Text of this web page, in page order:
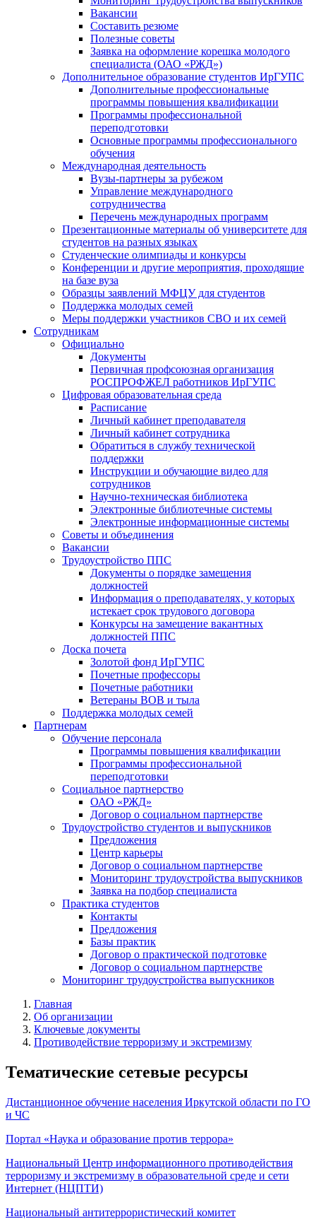
Вакансии
Составить резюме
Полезные советы
Заявка на оформление корешка молодого
специалиста (ОАО «РЖД»)
Дополнительное образование студентов ИрГУПС
Дополнительные профессиональные
программы повышения квалификации
Программы профессиональной
переподготовки
Основные программы профессионального
обучения
Международная деятельность
Вузы-партнеры за рубежом
Управление международного
сотрудничества
Перечень международных программ
Презентационные материалы об университете для
студентов на разных языках
Студенческие олимпиады и конкурсы
Конференции и другие мероприятия, проходящие
на базе вуза
Образцы заявлений МФЦУ для студентов
Поддержка молодых семей
Меры поддержки участников СВО и их семей
Сотрудникам
Официально
Документы
Первичная профсоюзная организация
РОСПРОФЖЕЛ работников ИрГУПС
Цифровая образовательная среда
Расписание
Личный кабинет преподавателя
Личный кабинет сотрудника
Обратиться в службу технической
поддержки
Инструкции и обучающие видео для
сотрудников
Научно-техническая библиотека
Электронные библиотечные системы
Электронные информационные системы
Советы и объединения
Вакансии
Трудоустройство ППС
Документы о порядке замещения
должностей
Информация о преподавателях, у которых
истекает срок трудового договора
Конкурсы на замещение вакантных
должностей ППС
Доска почета
Золотой фонд ИрГУПС
Почетные профессоры
Почетные работники
Ветераны ВОВ и тыла
Поддержка молодых семей
Партнерам
Обучение персонала
Программы повышения квалификации
Программы профессиональной
переподготовки
Социальное партнерство
ОАО «РЖД»
Договор о социальном партнерстве
Трудоустройство студентов и выпускников
Предложения
Центр карьеры
Договор о социальном партнерстве
Мониторинг трудоустройства выпускников
Заявка на подбор специалиста
Практика студентов
Контакты
Предложения
Базы практик
Договор о практической подготовке
Договор о социальном партнерстве
Мониторинг трудоустройства выпускников
Главная
Об организации
Ключевые документы
Противодействие терроризму и экстремизму
Тематические сетевые ресурсы
Дистанционное обучение населения Иркутской области по ГО
и ЧС
Портал «Наука и образование против террора»
Национальный Центр информационного противодействия
терроризму и экстремизму в образовательной среде и сети
Интернет (НЦПТИ)
Национальный антитеррористический комитет